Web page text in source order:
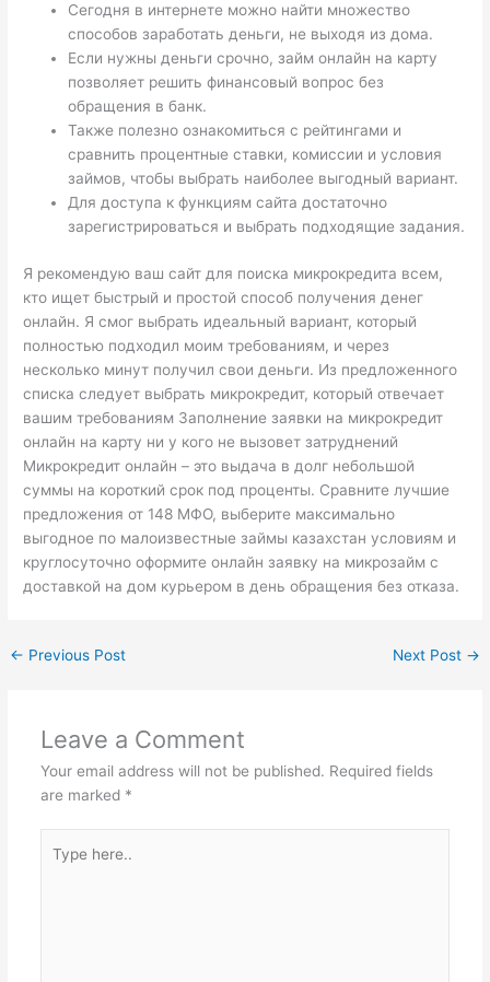
Сегодня в интернете можно найти множество
способов заработать деньги, не выходя из дома.
Если нужны деньги срочно, займ онлайн на карту
позволяет решить финансовый вопрос без
обращения в банк.
Также полезно ознакомиться с рейтингами и
сравнить процентные ставки, комиссии и условия
займов, чтобы выбрать наиболее выгодный вариант.
Для доступа к функциям сайта достаточно
зарегистрироваться и выбрать подходящие задания.
Я рекомендую ваш сайт для поиска микрокредита всем,
кто ищет быстрый и простой способ получения денег
онлайн. Я смог выбрать идеальный вариант, который
полностью подходил моим требованиям, и через
несколько минут получил свои деньги. Из предложенного
списка следует выбрать микрокредит, который отвечает
вашим требованиям Заполнение заявки на микрокредит
онлайн на карту ни у кого не вызовет затруднений
Микрокредит онлайн – это выдача в долг небольшой
суммы на короткий срок под проценты. Сравните лучшие
предложения от 148 МФО, выберите максимально
выгодное по малоизвестные займы казахстан условиям и
круглосуточно оформите онлайн заявку на микрозайм с
доставкой на дом курьером в день обращения без отказа.
← Previous Post Next Post →
Leave a Comment
Your email address will not be published. Required fields
are marked *
here..